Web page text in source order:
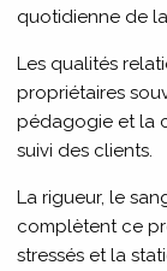
quotidienne de
Les qualités
propriétaires
pédagogie et la
suivi des clients.
La rigueur, le
complètent ce
stressés et la